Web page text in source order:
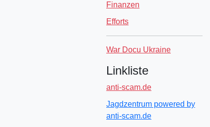
Finanzen
Efforts
War Docu Ukraine
Linkliste
anti-scam.de
Jagdzentrum powered by
anti-scam.de